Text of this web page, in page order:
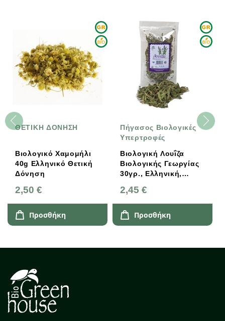
ΘΕΤΙΚΗ ΔΟΝΗΣΗ
Βιολογικό Χαμομήλι
40g Ελληνικό Θετική
Δόνηση
2,50 €
Προσθήκη
Πήγασος Βιολογικές
Υπερτροφές
Βιολογική Λουΐζα
Βιολογικής Γεωργίας
30γρ., Ελληνική,
Υπερτροφές
2,45 €
Προσθήκη